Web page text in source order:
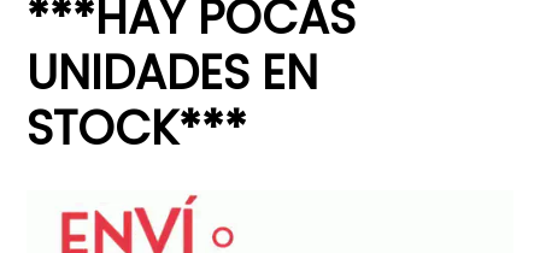
***HAY POCAS
UNIDADES EN
STOCK***